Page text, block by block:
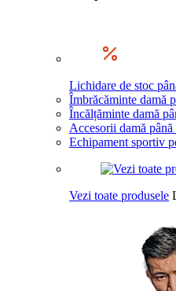
Lichidare de stoc
Îmbrăcăminte damă
Încălțăminte damă
Accesorii damă
Echipament sportiv
Vezi toate produsele